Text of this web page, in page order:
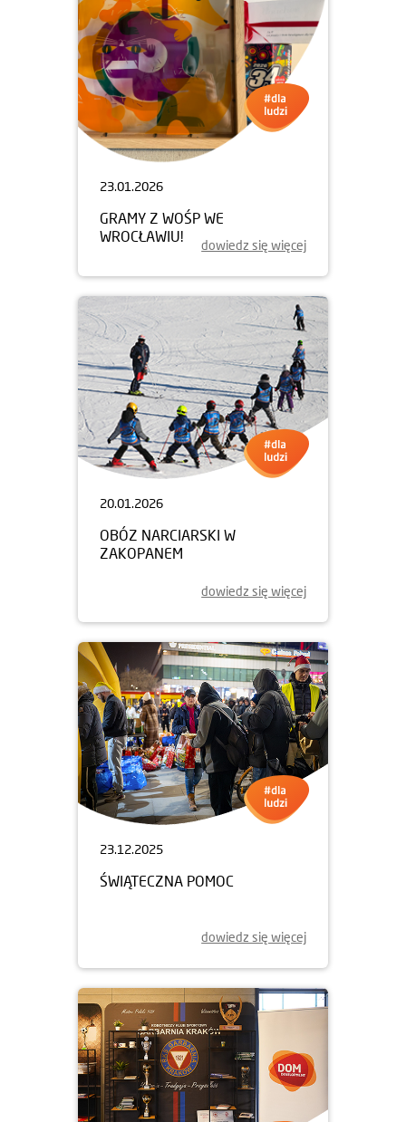
23.01.2026
GRAMY Z WOŚP WE
WROCŁAWIU!
dowiedz się więcej
20.01.2026
OBÓZ NARCIARSKI W
ZAKOPANEM
dowiedz się więcej
23.12.2025
ŚWIĄTECZNA POMOC
dowiedz się więcej